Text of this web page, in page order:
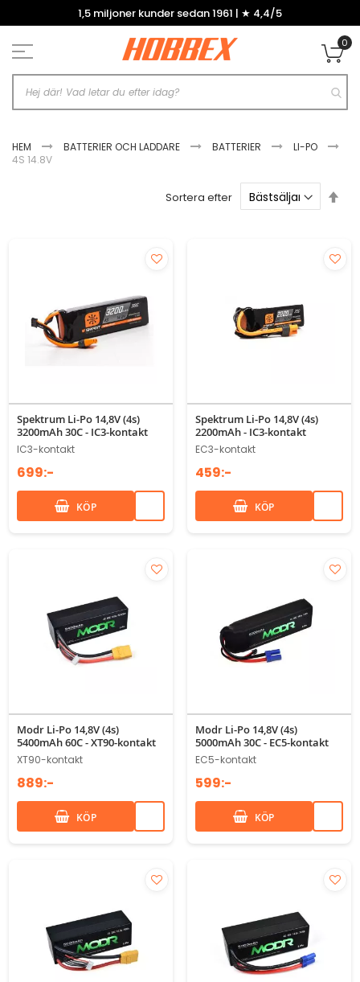
Hoppa
1,5 miljoner kunder sedan 1961 | ★ 4,4/5
0
HEM BATTERIER OCH LADDARE BATTERIER
LI-PO
4S 14.8V
Sortera efter
Spektrum Li-Po 14,8V (4s)
3200mAh 30C - IC3-kontakt
IC3-kontakt
699:-
KÖP
Spektrum Li-Po 14,8V (4s)
2200mAh - IC3-kontakt
EC3-kontakt
459:-
KÖP
Modr Li-Po 14,8V (4s)
5400mAh 60C - XT90-kontakt
XT90-kontakt
889:-
KÖP
Modr Li-Po 14,8V (4s)
5000mAh 30C - EC5-kontakt
EC5-kontakt
599:-
KÖP